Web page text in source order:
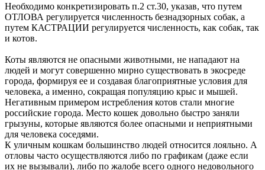
Необходимо конкретизировать п.2 ст.30, указав, что путем
ОТЛОВА регулируется численность безнадзорных собак, а
путем КАСТРАЦИИ регулируется численность, как собак, так
и котов.
Коты являются не опасными животными, не нападают на
людей и могут совершенно мирно существовать в экосреде
города, формируя ее и создавая благоприятные условия для
человека, а именно, сокращая популяцию крыс и мышей.
Негативным примером истребления котов стали многие
российские города. Место кошек довольно быстро заняли
грызуны, которые являются более опасными и неприятными
для человека соседями.
К уличным кошкам большинство людей относится лояльно. А
отловы часто осуществляются либо по графикам (даже если
их не вызывали), либо по жалобе всего одного недовольного